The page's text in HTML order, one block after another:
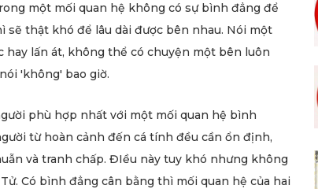
một mối quan hệ không có sự bình đẳng để
thật khó để lâu dài được bên nhau. Nói một
lấn át, không thể có chuyện một bên luôn
'không' bao giờ.
phù hợp nhất với một mối quan hệ bình
từ hoàn cảnh đến cá tính đều cần ổn định,
và tranh chấp. ĐIều này tuy khó nhưng không
Có bình đẳng cân bằng thì mối quan hệ của hai